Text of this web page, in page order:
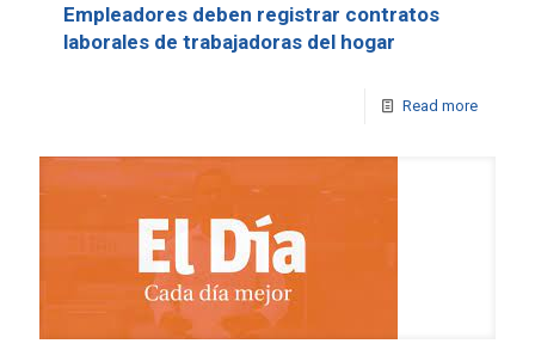
Empleadores deben registrar contratos
laborales de trabajadoras del hogar
Read more